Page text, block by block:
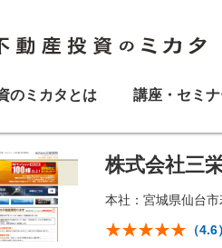
のミカタとは 講座・セミ
株式会社三
本社：宮城県仙台
（4.6）